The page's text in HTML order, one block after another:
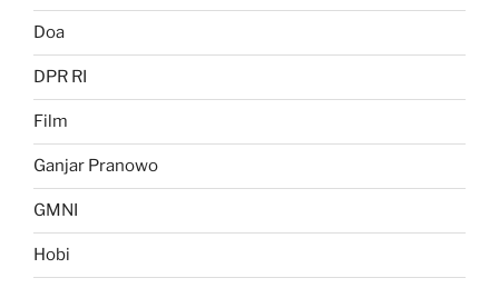
Doa
DPR RI
Film
Ganjar Pranowo
GMNI
Hobi